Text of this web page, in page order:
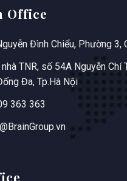
Office
Đình Chiểu, Phường 3,
TNR, số 54A Nguyễn Chí
Đa, Tp.Hà Nội
363 363